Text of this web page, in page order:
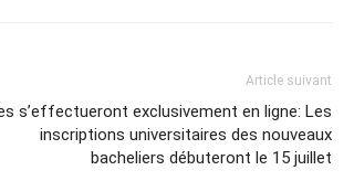
Article suivant
s’effectueront exclusivement en ligne: Les
inscriptions universitaires des nouveaux
bacheliers débuteront le 15 juillet